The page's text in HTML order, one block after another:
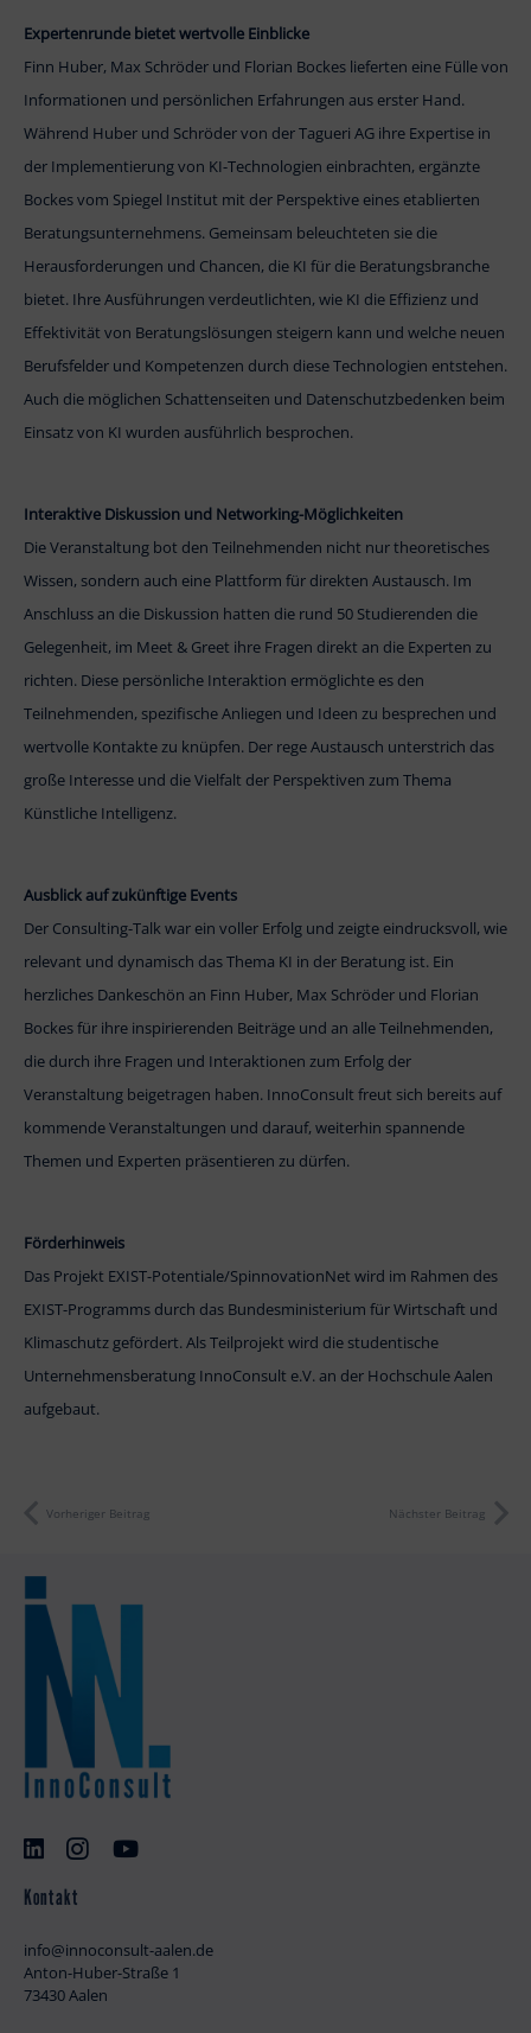
Expertenrunde bietet wertvolle Einblicke
Finn Huber, Max Schröder und Florian Bockes lieferten eine Fülle von
Informationen und persönlichen Erfahrungen aus erster Hand.
Während Huber und Schröder von der Tagueri AG ihre Expertise in
der Implementierung von KI-Technologien einbrachten, ergänzte
Bockes vom Spiegel Institut mit der Perspektive eines etablierten
Beratungsunternehmens. Gemeinsam beleuchteten sie die
Herausforderungen und Chancen, die KI für die Beratungsbranche
bietet. Ihre Ausführungen verdeutlichten, wie KI die Effizienz und
Effektivität von Beratungslösungen steigern kann und welche neuen
Berufsfelder und Kompetenzen durch diese Technologien entstehen.
Auch die möglichen Schattenseiten und Datenschutzbedenken beim
Einsatz von KI wurden ausführlich besprochen.
Interaktive Diskussion und Networking-Möglichkeiten
Die Veranstaltung bot den Teilnehmenden nicht nur theoretisches
Wissen, sondern auch eine Plattform für direkten Austausch. Im
Anschluss an die Diskussion hatten die rund 50 Studierenden die
Gelegenheit, im Meet & Greet ihre Fragen direkt an die Experten zu
richten. Diese persönliche Interaktion ermöglichte es den
Teilnehmenden, spezifische Anliegen und Ideen zu besprechen und
wertvolle Kontakte zu knüpfen. Der rege Austausch unterstrich das
große Interesse und die Vielfalt der Perspektiven zum Thema
Künstliche Intelligenz.
Ausblick auf zukünftige Events
Der Consulting-Talk war ein voller Erfolg und zeigte eindrucksvoll, wie
relevant und dynamisch das Thema KI in der Beratung ist. Ein
herzliches Dankeschön an Finn Huber, Max Schröder und Florian
Bockes für ihre inspirierenden Beiträge und an alle Teilnehmenden,
die durch ihre Fragen und Interaktionen zum Erfolg der
Veranstaltung beigetragen haben. InnoConsult freut sich bereits auf
kommende Veranstaltungen und darauf, weiterhin spannende
Themen und Experten präsentieren zu dürfen.
Förderhinweis
Das Projekt EXIST-Potentiale/SpinnovationNet wird im Rahmen des
EXIST-Programms durch das Bundesministerium für Wirtschaft und
Klimaschutz gefördert. Als Teilprojekt wird die studentische
Unternehmensberatung InnoConsult e.V. an der Hochschule Aalen
aufgebaut.
Vorheriger Beitrag Nächster Beitrag
Kontakt
info@innoconsult-aalen.de
Anton-Huber-Straße 1
73430 Aalen